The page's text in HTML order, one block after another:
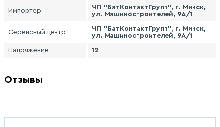
Импортер
ЧП "БатКонтактГрупп", г. Минск,
ул. Машиностроителей, 9А/1
Сервисный центр
ЧП "БатКонтактГрупп", г. Минск,
ул. Машиностроителей, 9А/1
Напряжение 12
Отзывы